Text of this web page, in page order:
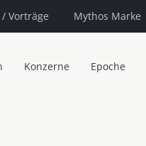
/ Vorträge Mythos Marke
Konzerne Epoche